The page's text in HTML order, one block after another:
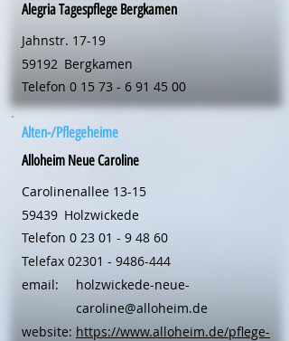
Alegria Tagespflege Bergkamen
Jahnstr. 17-19
59192 Bergkamen
Telefon 0 15 73 - 6 91 45 00
Alten-/Pflegeheime
Alloheim Neue Caroline
Carolinenallee 13-15
59439 Holzwickede
Telefon 0 23 01 - 9 48 60
Telefax 02301 - 9486-444
email:
website:
holzwickede-neue-
caroline@alloheim.de
https://www.alloheim.de/pflege-